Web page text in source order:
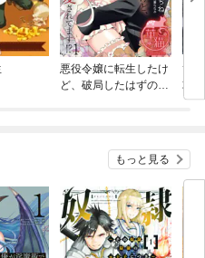
悪役令嬢に転生したけ
ど、破局したはずのカ
ひ
攻略
もっと見る